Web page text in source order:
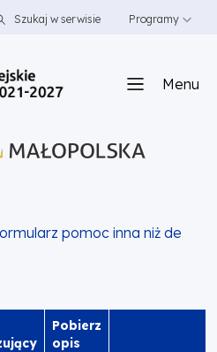
Szukaj w serwisie Programy
Menu
pomoc inna niż de
Pobierz
opis